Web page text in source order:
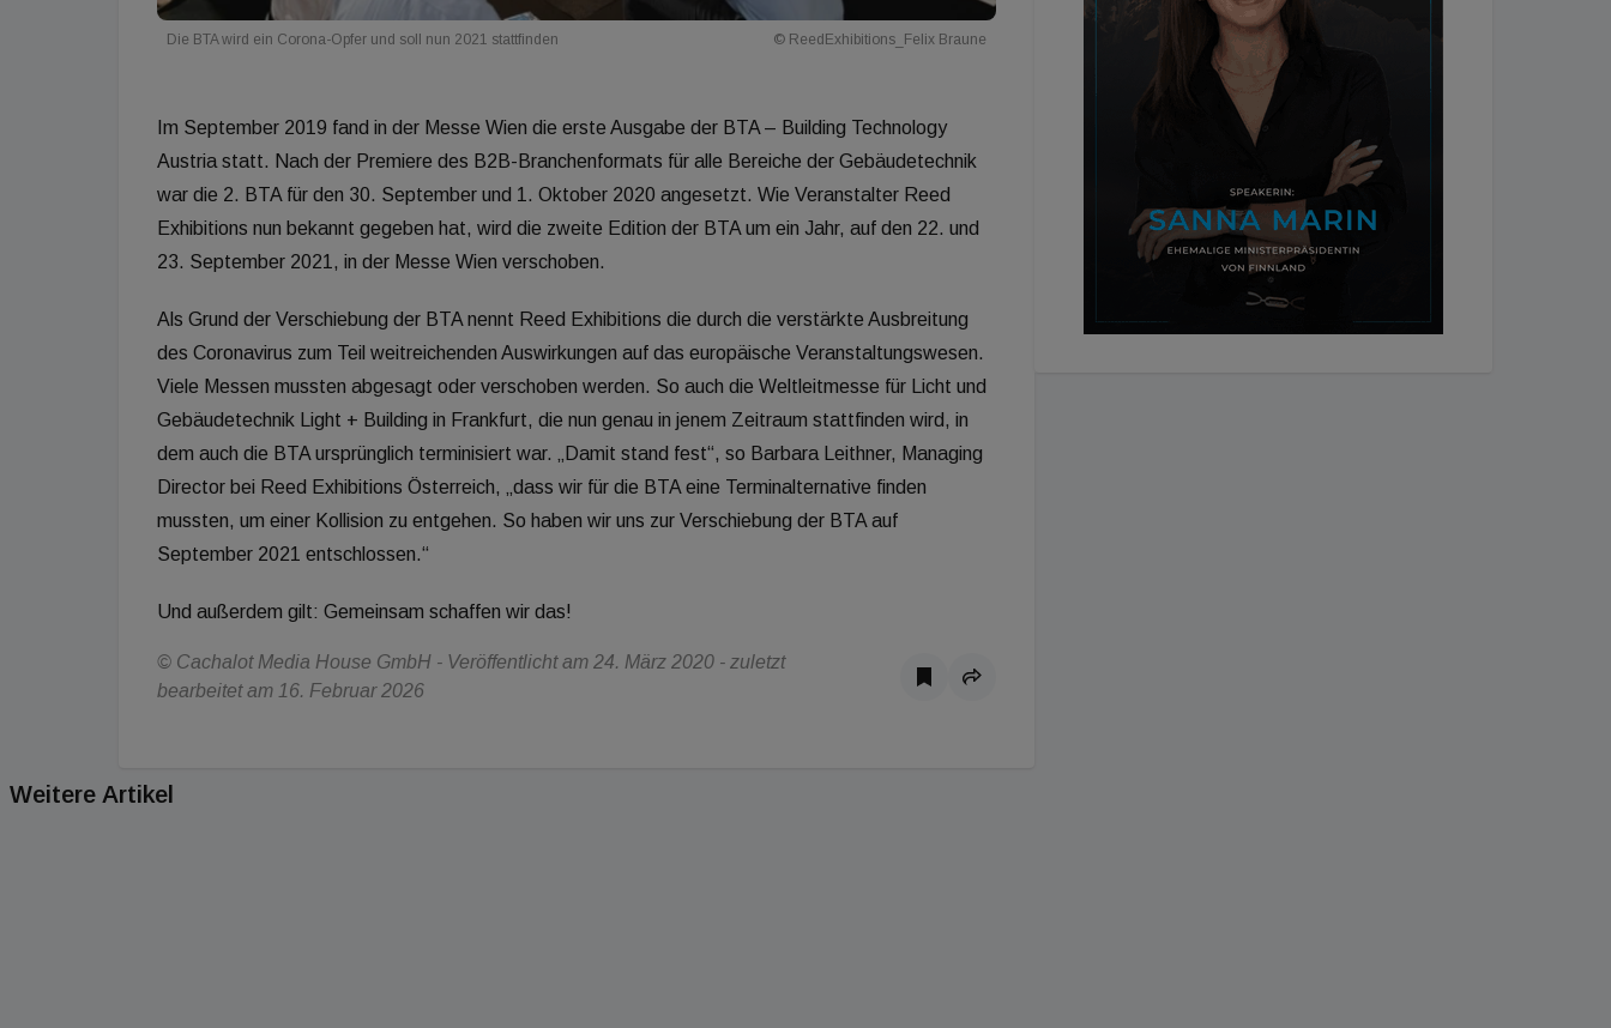
Die BTA wird ein Corona-Opfer und soll nun 2021 stattfinden © ReedExhibitions_Felix Braune
Im September 2019 fand in der Messe Wien die erste Ausgabe der BTA – Building Technology
Austria statt. Nach der Premiere des B2B-Branchenformats für alle Bereiche der Gebäudetechnik
war die 2. BTA für den 30. September und 1. Oktober 2020 angesetzt. Wie Veranstalter Reed
Exhibitions nun bekannt gegeben hat, wird die zweite Edition der BTA um ein Jahr, auf den 22. und
23. September 2021, in der Messe Wien verschoben.
Als Grund der Verschiebung der BTA nennt Reed Exhibitions die durch die verstärkte Ausbreitung
des Coronavirus zum Teil weitreichenden Auswirkungen auf das europäische Veranstaltungswesen.
Viele Messen mussten abgesagt oder verschoben werden. So auch die Weltleitmesse für Licht und
Gebäudetechnik Light + Building in Frankfurt, die nun genau in jenem Zeitraum stattfinden wird, in
dem auch die BTA ursprünglich terminisiert war. „Damit stand fest“, so Barbara Leithner, Managing
Director bei Reed Exhibitions Österreich, „dass wir für die BTA eine Terminalternative finden
mussten, um einer Kollision zu entgehen. So haben wir uns zur Verschiebung der BTA auf
September 2021 entschlossen.“
Und außerdem gilt: Gemeinsam schaffen wir das!
© Cachalot Media House GmbH - Veröffentlicht am 24. März 2020 - zuletzt
bearbeitet am 16. Februar 2026
Weitere Artikel